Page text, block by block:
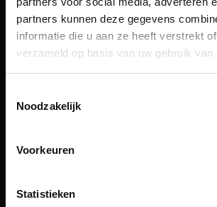
partners kunnen deze gegevens
informatie die u aan ze heeft verstrekt
verzameld op basis van uw gebruik van
Noodzakelijk
Voorkeuren
Statistieken
Maatwerk
Een exclusieve handgemaakte
beleving, waar Nederlands
Spuiterij
eigen spuiterij afgewerkt met